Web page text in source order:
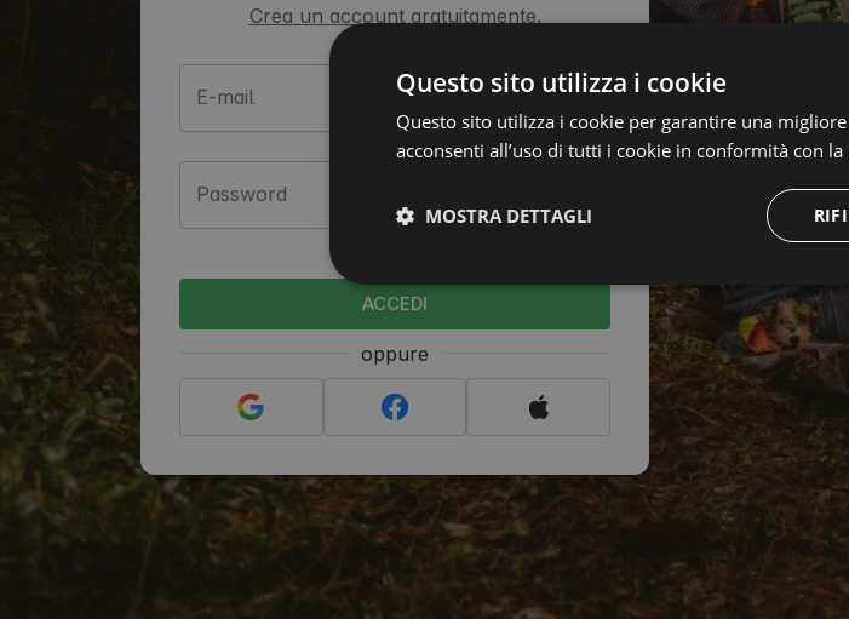
Crea un account gratuitamente.
E-mail
Password
ACCEDI
oppure
Questo sito utilizza i cookie
Questo sito utilizza i cookie per garantire una
acconsenti all’uso di tutti i cookie in conformità con
MOSTRA DETTAGLI